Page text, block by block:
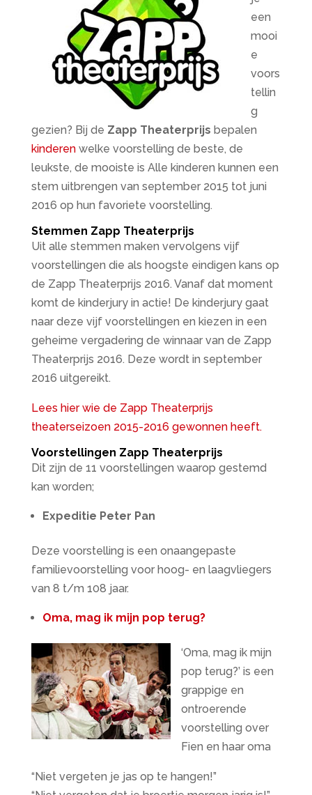
een
mooi
e
voors
tellin
g
gezien? Bij de Zapp Theaterprijs bepalen
kinderen welke voorstelling de beste, de
leukste, de mooiste is Alle kinderen kunnen een
stem uitbrengen van september 2015 tot juni
2016 op hun favoriete voorstelling.
Stemmen Zapp Theaterprijs
Uit alle stemmen maken vervolgens vijf
voorstellingen die als hoogste eindigen kans op
de Zapp Theaterprijs 2016. Vanaf dat moment
komt de kinderjury in actie! De kinderjury gaat
naar deze vijf voorstellingen en kiezen in een
geheime vergadering de winnaar van de Zapp
Theaterprijs 2016. Deze wordt in september
2016 uitgereikt.
Lees hier wie de Zapp Theaterprijs
theaterseizoen 2015-2016 gewonnen heeft.
Voorstellingen Zapp Theaterprijs
Dit zijn de 11 voorstellingen waarop gestemd
kan worden;
Expeditie Peter Pan
Deze voorstelling is een onaangepaste
familievoorstelling voor hoog- en laagvliegers
van 8 t/m 108 jaar.
Oma, mag ik mijn pop terug?
‘Oma, mag ik mijn
pop terug?’ is een
grappige en
ontroerende
voorstelling over
Fien en haar oma
“Niet vergeten je jas op te hangen!”